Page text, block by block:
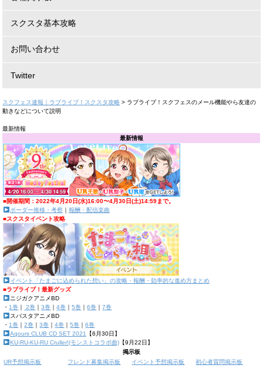
スクスタ基本攻略
お問い合わせ
Twitter
スクフェス速報｜ラブライブ！スクスタ攻略 > ラブライブ！スクフェスのメール機能やら友達の
動きなどについて説明
最新情報
最新情報
■開催期間：2022年4月20日(水)16:00〜4月30日(土)14:59まで。
ボーダー推移・考察｜ 報酬・配信楽曲
■スクスタイベント攻略
イベント「たまごに込められた想い」の攻略・報酬・効率的な進め方まとめ
■ラブライブ！最新グッズ
ニジガクアニメBD
・ 1巻 ｜ 2巻 ｜3巻 ｜4巻 ｜5巻 ｜6巻 ｜7巻
スパスタアニメBD
・ 1巻 ｜2巻 ｜3巻 ｜4巻 ｜5巻 ｜6巻
Aqours CLUB CD SET 2021
【6月30日】
KU-RU-KU-RU Cruller!(モンストコラボ曲)【9月22日】
掲示板
UR予想掲示板
フレンド募集掲示板 イベント予想掲示板 初心者質問掲示板